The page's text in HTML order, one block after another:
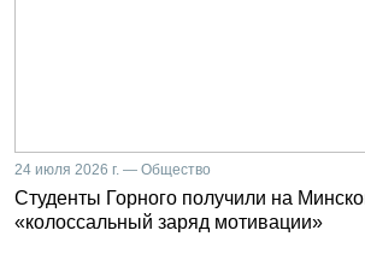
24 июля 2026 г. — Общество
Студенты Горного получили на
«колоссальный заряд мотивации»